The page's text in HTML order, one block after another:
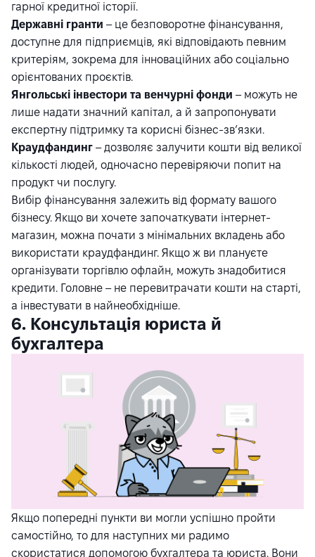
гарної кредитної історії.
Державні гранти – це безповоротне фінансування,
доступне для підприємців, які відповідають певним
критеріям, зокрема для інноваційних або соціально
орієнтованих проєктів.
Янгольські інвестори та венчурні фонди – можуть не
лише надати значний капітал, а й запропонувати
експертну підтримку та корисні бізнес-зв’язки.
Краудфандинг – дозволяє залучити кошти від великої
кількості людей, одночасно перевіряючи попит на
продукт чи послугу.
Вибір фінансування залежить від формату вашого
бізнесу. Якщо ви хочете започаткувати інтернет-
магазин, можна почати з мінімальних вкладень або
використати краудфандинг. Якщо ж ви плануєте
організувати торгівлю офлайн, можуть знадобитися
кредити. Головне – не перевитрачати кошти на старті,
а інвестувати в найнеобхідніше.
6. Консультація юриста й
бухгалтера
Якщо попередні пункти ви могли успішно пройти
самостійно, то для наступних ми радимо
скористатися допомогою бухгалтера та юриста. Вони